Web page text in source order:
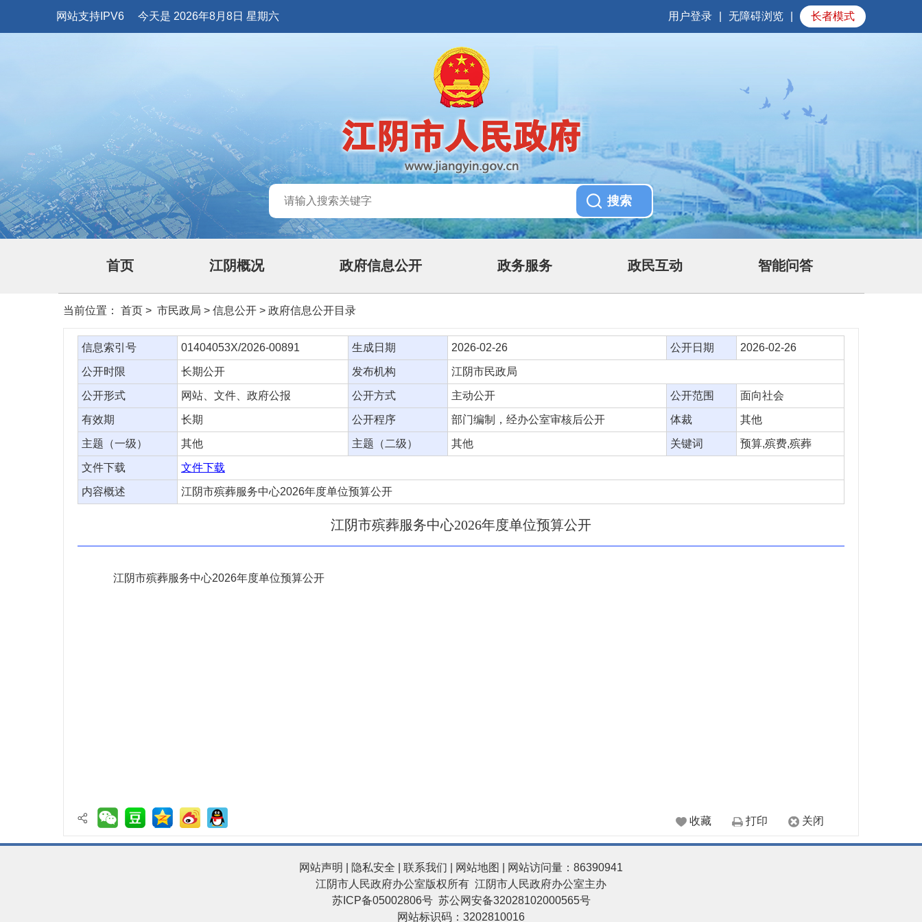
网站支持IPV6 今天是 2026年8月8日 星期六 用户登录 无障碍浏览 长者模式
首页 江阴概况 政府信息公开 政务服务 政民互动 智能问答
当前位置： 首页 > 市民政局 > 信息公开 > 政府信息公开目录
信息索引号 01404053X/2026-00891 生成日期 2026-02-26 公开日期 2026-02-26
公开时限 长期公开 发布机构 江阴市民政局
公开形式 网站、文件、政府公报 公开方式 主动公开 公开范围 面向社会
有效期 长期 公开程序 部门编制，经办公室审核后公开 体裁 其他
主题（一级） 其他 主题（二级） 其他 关键词 预算,殡费,殡葬
文件下载 文件下载
内容概述 江阴市殡葬服务中心2026年度单位预算公开
江阴市殡葬服务中心2026年度单位预算公开
江阴市殡葬服务中心2026年度单位预算公开
收藏 打印 关闭
网站声明 隐私安全 联系我们 网站地图
| 网站访问量：86390941
江阴市人民政府办公室版权所有 江阴市人民政府办公室主办
苏ICP备05002806号 苏公网安备32028102000565号
网站标识码：3202810016